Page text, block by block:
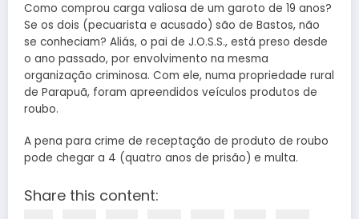
Como comprou carga valiosa de um garoto de 19 anos?
Se os dois (pecuarista e acusado) são de Bastos, não
se conheciam? Aliás, o pai de J.O.S.S., está preso desde
o ano passado, por envolvimento na mesma
organização criminosa. Com ele, numa propriedade rural
de Parapuã, foram apreendidos veículos produtos de
roubo.
A pena para crime de receptação de produto de roubo
pode chegar a 4 (quatro anos de prisão) e multa.
Share this content: